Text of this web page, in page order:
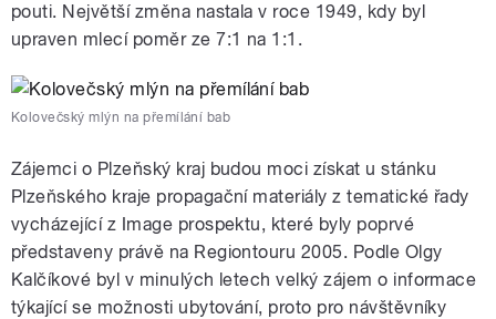
pouti. Největší změna nastala v roce 1949, kdy byl
upraven mlecí poměr ze 7:1 na 1:1.
Kolovečský mlýn na přemílání bab
Zájemci o Plzeňský kraj budou moci získat u stánku
Plzeňského kraje propagační materiály z tematické řady
vycházející z Image prospektu, které byly poprvé
představeny právě na Regiontouru 2005. Podle Olgy
Kalčíkové byl v minulých letech velký zájem o informace
týkající se možnosti ubytování, proto pro návštěvníky